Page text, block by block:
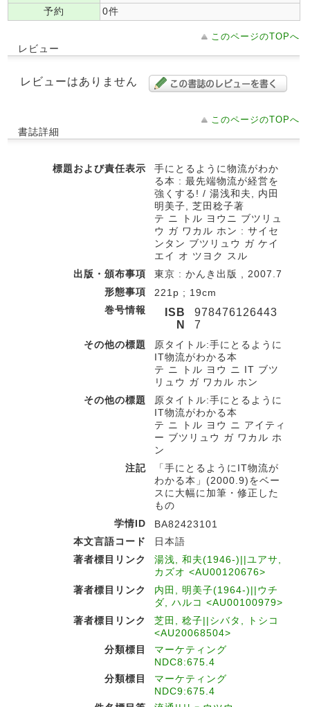
予約
0件
このページのTOPへ
レビュー
レビューはありません
このページのTOPへ
書誌詳細
標題および責任表示
手にとるように物流がわか
る本 : 最先端物流が経営を
強くする! / 湯浅和夫, 内田
明美子, 芝田稔子著
テ ニ トル ヨウニ ブツリュ
ウ ガ ワカル ホン : サイセ
ンタン ブツリュウ ガ ケイ
エイ オ ツヨク スル
出版・頒布事項
東京 : かんき出版 , 2007.7
形態事項
221p ; 19cm
巻号情報
ISB
N
978476126443
7
その他の標題
原タイトル:手にとるように
IT物流がわかる本
テ ニ トル ヨウ ニ IT ブツ
リュウ ガ ワカル ホン
その他の標題
原タイトル:手にとるように
IT物流がわかる本
テ ニ トル ヨウ ニ アイティ
ー ブツリュウ ガ ワカル ホ
ン
注記
「手にとるようにIT物流が
わかる本」(2000.9)をベー
スに大幅に加筆・修正した
もの
学情ID
BA82423101
本文言語コード
日本語
著者標目リンク
湯浅, 和夫(1946-)||ユアサ,
カズオ <AU00120676>
著者標目リンク
内田, 明美子(1964-)||ウチ
ダ, ハルコ <AU00100979>
著者標目リンク
芝田, 稔子||シバタ, トシコ
<AU20068504>
分類標目
マーケティング
NDC8:675.4
分類標目
マーケティング
NDC9:675.4